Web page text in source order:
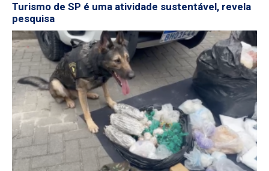
Turismo de SP é uma atividade sustentável, revela
pesquisa